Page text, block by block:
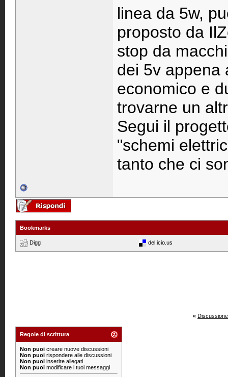
linea da 5w,
proposto da
stop da
dei 5v appena
economico e
trovarne un
Segui il
"schemi
tanto che ci
Bookmarks
Digg del.icio.us
«
Regole di scrittura
Non puoi creare nuove discussioni
Non puoi rispondere alle discussioni
Non puoi inserire allegati
Non puoi modificare i tuoi messaggi